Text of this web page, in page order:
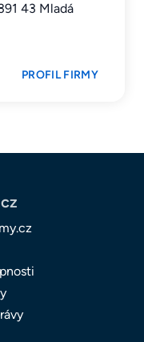
43 Mladá
PROFIL FIRMY